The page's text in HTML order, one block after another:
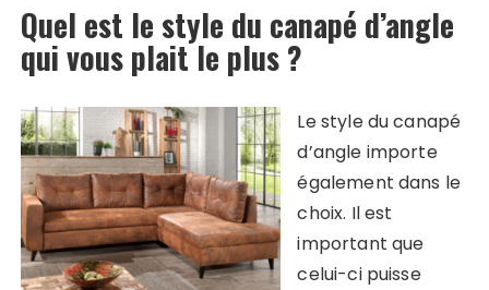
Quel est le style du canapé d’angle
qui vous plait le plus ?
Le style du canapé
d’angle importe
également dans le
choix. Il est
important que
celui-ci puisse